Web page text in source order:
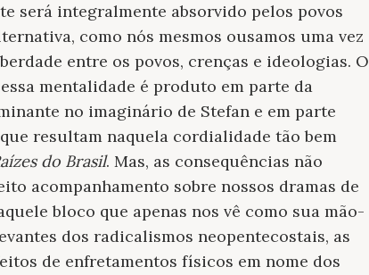
será integralmente absorvido pelos povos
como nós mesmos ousamos uma vez
entre os povos, crenças e ideologias. O
mentalidade é produto em parte da
no imaginário de Stefan e em parte
resultam naquela cordialidade tão bem
do Brasil. Mas, as consequências não
acompanhamento sobre nossos dramas de
bloco que apenas nos vê como sua mão-
dos radicalismos neopentecostais, as
de enfretamentos físicos em nome dos